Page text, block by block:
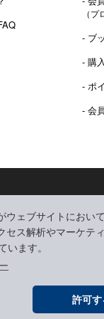
ウェブサイトにおい
セス解析やマーケテ
います。
許可す
（
- ブ
- 購
- ポ
- 会
報の取り扱いについて|
づく表記